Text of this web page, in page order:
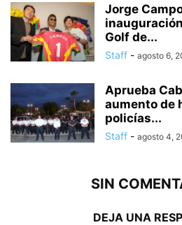
Jorge
Golf de...
Staff - agosto 6,
Aprueba
aumento de
policías...
Staff - agosto 4,
SIN
DEJA UNA